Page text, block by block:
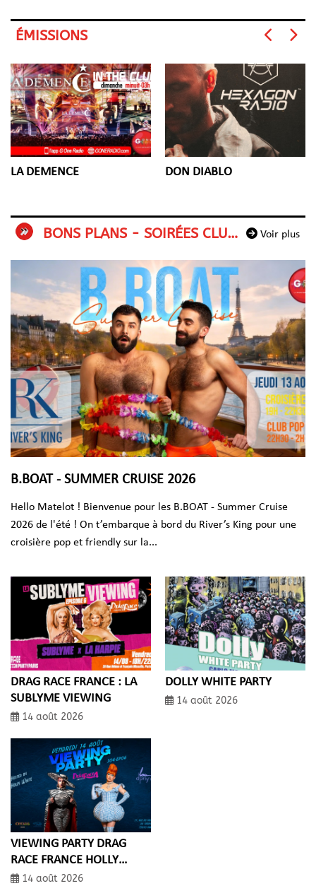
ÉMISSIONS
LA DEMENCE DON DIABLO
Voir plus
BONS PLANS - SOIRÉES CLUBBING
B.BOAT - SUMMER CRUISE 2026
Hello Matelot ! Bienvenue pour les B.BOAT - Summer Cruise
2026 de l'été ! On t’embarque à bord du River’s King pour une
croisière pop et friendly sur la...
DRAG RACE FRANCE : LA
SUBLYME VIEWING
14 août 2026
DOLLY WHITE PARTY
14 août 2026
VIEWING PARTY DRAG
RACE FRANCE HOLLY
WHITE DAISY SUPERB!TCH
14 août 2026